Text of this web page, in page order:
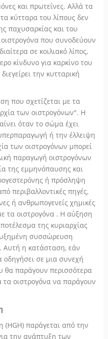
και πρωτεΐνες. Αλλά τα
κύτταρα του λίπους δεν
παχυσαρκίας και του
που συνοδεύουν
σε κοιλιακό λίπος,
κίνδυνο για καρκίνο του
την κυτταρική
που σχετίζεται με τα
των οιστρογόνων". Η
όταν το σώμα έχει
ή την έλλειψη
των οιστρογόνων μπορεί
παραγωγή οιστρογόνων
της εμμηνόπαυσης και
ή πρόσληψη
περιβαλλοντικές πηγές,
ή ανθρωπογενείς χημικές
τα οιστρογόνα . Η αύξηση
της κυριαρχίας
συσσώρευση
Αυτή η κατάσταση, εάν
οδηγήσει σε μια συνεχή
θα παράγουν περισσότερα
τα οιστρογόνα να παράγουν
παράγεται από την
την ανάπτυξη των